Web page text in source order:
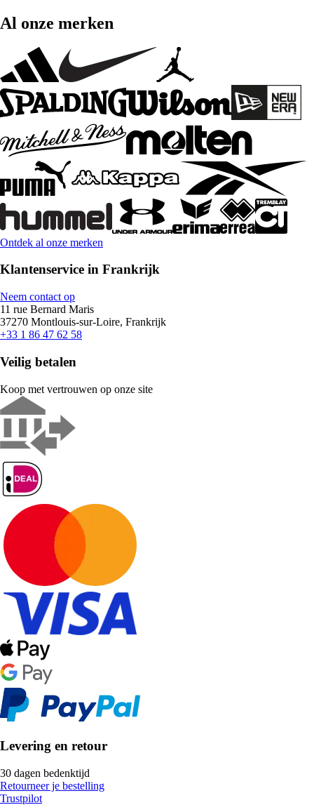
Al onze merken
Ontdek al onze merken
Klantenservice in Frankrijk
Neem contact op
11 rue Bernard Maris
37270 Montlouis-sur-Loire, Frankrijk
+33 1 86 47 62 58
Veilig betalen
Koop met vertrouwen op onze site
Levering en retour
30 dagen bedenktijd
Retourneer je bestelling
Trustpilot